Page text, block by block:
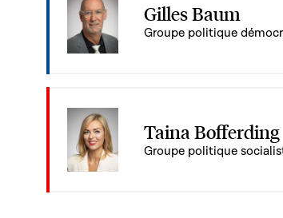
Gilles Baum
Groupe politique
Taina Bofferding
Groupe politique